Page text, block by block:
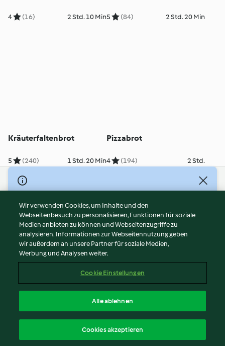
4 (16) 2 Std. 10 Min5 (84) 2 Std. 20 Min
Kräuterfaltenbrot
5 (240) 1 Std. 20 Min
Pizzabrot
4 (194) 2 Std.
© Copyright 2026
Nutzungsbedingungen
Datenschutzrichtlinien
Disclaimer
Impressum
Cookies
Abo kündigen
Erklärung zur Barrierefreiheit
Wir verwenden Cookies, um Inhalte und den
Webseitenbesuch zu personalisieren, Funktionen für soziale
Medien anbieten zu können und Webseitenzugriffe zu
analysieren. Informationen zur Webseitennutzung geben
wir außerdem an unsere Partner für soziale Medien,
Werbung und Analysen weiter.
Cookie Einstellungen
Alle ablehnen
Cookies akzeptieren